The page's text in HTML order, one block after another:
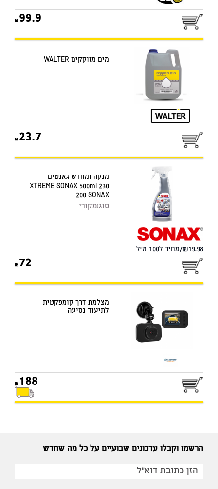
99.9
מים מזוקקים WALTER
23.7
מנקה ומחדש גאנטים
XTREME SONAX 500ml 230
200 SONAX
סוג:מקורי
19.98/מחיר ל100 מ"ל
72
מצלמת דרך קומפקטית
לתיעוד נסיעה
188
הרשמו וקבלו עדכונים שבועיים על כל מה שחדש